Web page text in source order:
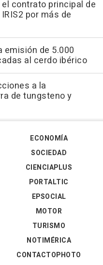
contrato principal de
por más de
emisión de 5.000
al cerdo ibérico
a la
de tungsteno y
ECONOMÍA
SOCIEDAD
CIENCIAPLUS
PORTALTIC
EPSOCIAL
MOTOR
TURISMO
NOTIMÉRICA
CONTACTOPHOTO